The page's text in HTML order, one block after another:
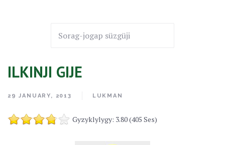
ILKINJI GIJE
29 JANUARY, 2013 LUKMAN
Gyzyklylygy: 3.80 (405 Ses)